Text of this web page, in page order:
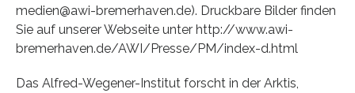
medien@awi-bremerhaven.de). Druckbare Bilder finden
Sie auf unserer Webseite unter http://www.awi-
bremerhaven.de/AWI/Presse/PM/index-d.html
Das Alfred-Wegener-Institut forscht in der Arktis,